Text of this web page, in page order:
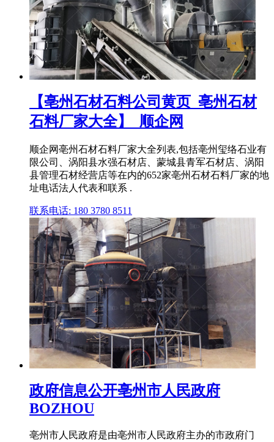
【亳州石材石料公司黄页_亳州石材
石料厂家大全】_顺企网
顺企网亳州石材石料厂家大全列表,包括亳州玺络石业有
限公司、涡阳县水强石材店、蒙城县青军石材店、涡阳
县管理石材经营店等在内的652家亳州石材石料厂家的地
址电话法人代表和联系 .
联系电话: 180 3780 8511
政府信息公开亳州市人民政府
BOZHOU
亳州市人民政府是由亳州市人民政府主办的市政府门